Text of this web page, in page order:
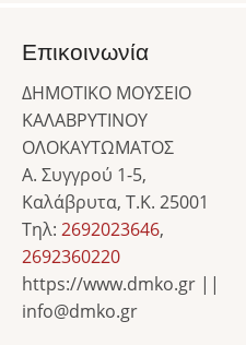
Επικοινωνία
ΔΗΜΟΤΙΚΟ ΜΟΥΣΕΙΟ
ΚΑΛΑΒΡΥΤΙΝΟΥ
ΟΛΟΚΑΥΤΩΜΑΤΟΣ
Α. Συγγρού 1-5,
Καλάβρυτα, Τ.Κ. 25001
Τηλ: 2692023646,
2692360220
https://www.dmko.gr ||
info@dmko.gr